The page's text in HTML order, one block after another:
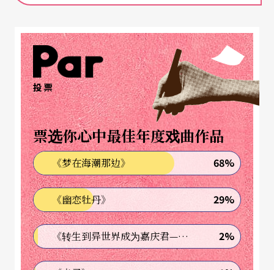
盟、林慧玲、黄永灿、聂琳……的乐音一同走进时
光隧道，融入每一个情境故事，让几米的图文道出
许多人的心事，让压在心灵箱底的情绪得以宣泄，
让梦变得无限延长……。
不只是第一夫人，《卡拉布妮》的灵魂在唱歌
美丽的法国第一夫人卡拉布妮（Carla Bruni）是一
位视觉凝聚全球时尚的焦点人物。二○○八年她当
上法国第一夫人之后发行的同名专辑《卡拉布
妮》，不同于一般明星包装的胡里花梢，卡拉布妮
只能用典雅名之。封面是远镜头取景，让人错觉那
投票
票选你心中最佳年度戏曲作品
《梦在海潮那边》 68%
《幽恋牡丹》 29%
《转生到异世界成为嘉庆君—发现我的祖先是诈骗集团!?》 2%